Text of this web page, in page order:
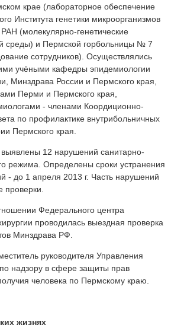
крае (лабораторное обеспечение
Института генетики микроорганизмов
(молекулярно-генетические
среды) и Пермской горбольницы № 7
сотрудников). Осуществлялись
учёными кафедры эпидемиологии
Минздрава России и Пермского края,
Перми и Пермского края,
- членами Коордиционно-
по профилактике внутрибольничных
Пермского края.
12 нарушений санитарно-
режима. Определены сроки устранения
- до 1 апреля 2013 г. Часть нарушений
проверки.
Федерального центра
проводилась выездная проверка
Минздрава РФ.
руководителя Управления
надзору в сфере защиты прав
человека по Пермскому краю.
жизнях